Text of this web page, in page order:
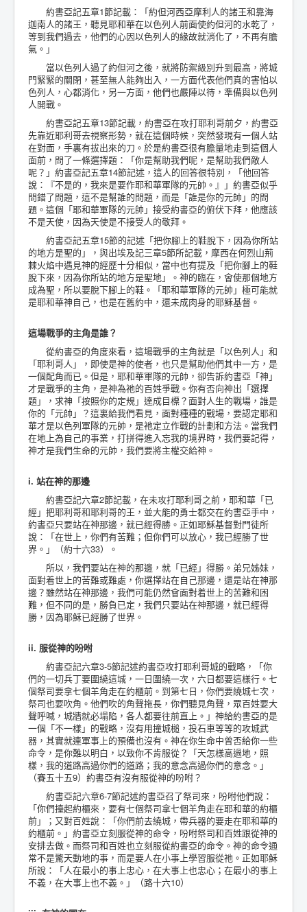
約書亞記五章1節記載：「約但河西亞摩利人的諸王和靠海
迦南人的諸王，聽見耶和華在以色列人前面使約但河的水乾了，
等到我們過去，他們的心因以色列人的緣故就消化了，不再有膽
氣。」
當以色列人過了約但河之後，就將防禦級別升到最高，將城
門緊緊的關閉，甚至無人能夠出入，一方面代表他們真的害怕以
色列人，心都消化，另一方面，他們也嚴陣以待，準備與以色列
人開戰。
約書亞記五章13節記載，約書亞在攻打耶利哥前夕，約書亞
先靠近耶利哥去視察形勢，就在這個時候，突然發現有一個人站
在對面，手裏有拔出來的刀。於是約書亞很有膽量地走到這個人
面前，問了一條選擇題：「你是幫助我們呢，是幫助我們敵人
呢？」約書亞記五章14節記述，這人的回答很特別，「他回答
說：『不是的，我來是要作耶和華軍隊的元帥。』」約書亞似乎
問錯了問題，這不是幫誰的問題，而是「誰是你的元帥」的問
題。這個「耶和華軍隊的元帥」接受約書亞的俯伏下拜，他應該
不是天使，因為天使是不接受人的敬拜。
約書亞記五章15節的記述「把你腳上的鞋脫下，因為你所站
的地方是聖的」，與出埃及記三章5節所記載，摩西在何烈山荊
棘火焰中遇見神的經歷十分相似，當中也有提及「把你腳上的鞋
脫下來，因為你所站的地方是聖地」。神的臨在，會使那個地方
成為聖，所以要脫下腳上的鞋。「耶和華軍隊的元帥」極可能就
是耶和華神自己，也是在舊約中，還未成肉身的耶穌基督。
這場戰爭的主角是誰？
從約書亞的角度來看，這場戰爭的主角就是「以色列人」和
「耶利哥人」，即使是神的使者，也只是幫助他們其中一方，是
一個配角而已。但是，耶和華軍隊的元帥，卻告訴約書亞「神」
才是戰爭的主角，是神為祂的百姓爭戰。你有否向神出「選擇
題」，求神「按照你的定規」達成目標？面對人生的戰場，誰是
你的「元帥」？這裏給我們看見，面對種種的戰場，要認定耶和
華才是以色列軍隊的元帥，是祂定立作戰的計劃和方法。當我們
在地上為自己的事業，打拼得進入忘我的境界時，我們要記得，
神才是我們生命的元帥，我們要將主權交給神。
i. 站在神的那邊
約書亞記六章2節記載，在未攻打耶利哥之前，耶和華「已
經」把耶利哥和耶利哥的王，並大能的勇士都交在約書亞手中，
約書亞只要站在神那邊，就已經得勝。正如耶穌基督對門徒所
說：「在世上，你們有苦難；但你們可以放心，我已經勝了世
界。」（約十六33）。
所以，我們要站在神的那邊，就「已經」得勝。弟兄姊妹，
面對着世上的苦難或難處，你選擇站在自己那邊，還是站在神那
邊？雖然站在神那邊，我們可能仍然會面對着世上的苦難和困
難，但不同的是，勝負已定，我們只要站在神那邊，就已經得
勝，因為耶穌已經勝了世界。
ii. 服從神的吩咐
約書亞記六章3-5節記述約書亞攻打耶利哥城的戰略，「你
們的一切兵丁要圍繞這城，一日圍繞一次，六日都要這樣行。七
個祭司要拿七個羊角走在約櫃前。到第七日，你們要繞城七次，
祭司也要吹角。他們吹的角聲拖長，你們聽見角聲，眾百姓要大
聲呼喊，城牆就必塌陷，各人都要往前直上。」神給約書亞的是
一個「不一樣」的戰略，沒有用撞城槌，投石車等等的攻城武
器，其實就連軍事上的預備也沒有。神在你生命中曾否給你一些
命令，是你難以明白，以致你不肯服從？「天怎樣高過地，照
樣，我的道路高過你們的道路；我的意念高過你們的意念。」
（賽五十五9）約書亞有沒有服從神的吩咐？
約書亞記六章6-7節記述約書亞召了祭司來，吩咐他們說：
「你們擡起約櫃來，要有七個祭司拿七個羊角走在耶和華的約櫃
前」；又對百姓說：「你們前去繞城，帶兵器的要走在耶和華的
約櫃前。」約書亞立刻服從神的命令，吩咐祭司和百姓跟從神的
安排去做。而祭司和百姓也立刻服從約書亞的命令。神的命令通
常不是驚天動地的事，而是要人在小事上學習服從祂。正如耶穌
所說：「人在最小的事上忠心，在大事上也忠心；在最小的事上
不義，在大事上也不義。」（路十六10）